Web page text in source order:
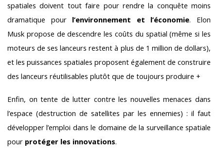
spatiales doivent tout faire pour rendre la conquête moins
dramatique pour l’environnement et l’économie. Elon
Musk propose de descendre les coûts du spatial (même si les
moteurs de ses lanceurs restent à plus de 1 million de dollars),
et les puissances spatiales proposent également de construire
des lanceurs réutilisables plutôt que de toujours produire +
Enfin, on tente de lutter contre les nouvelles menaces dans
l’espace (destruction de satellites par les ennemies) : il faut
développer l’emploi dans le domaine de la surveillance spatiale
pour protéger les innovations.